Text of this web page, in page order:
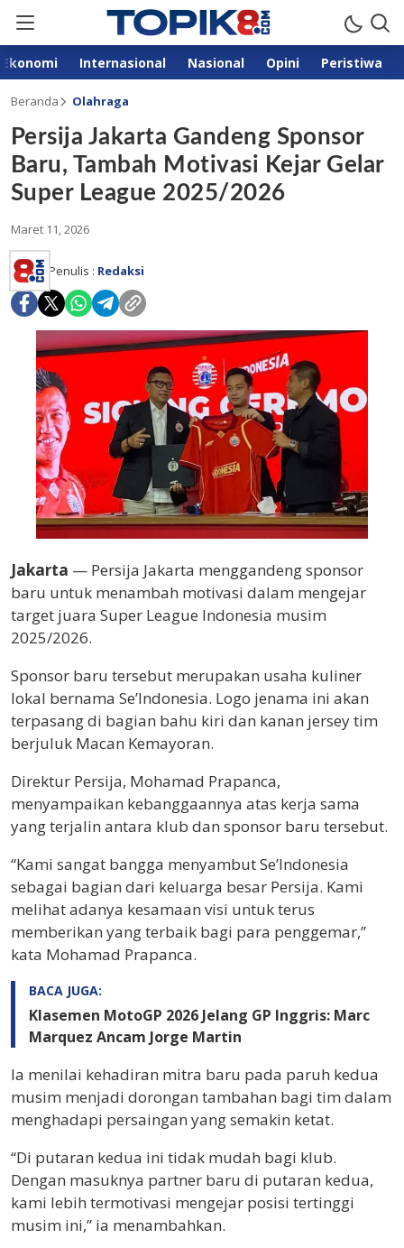
Ekonomi Internasional Nasional Opini Peristiwa
Beranda Olahraga
Persija Jakarta Gandeng Sponsor
Baru, Tambah Motivasi Kejar Gelar
Super League 2025/2026
Maret 11, 2026
Penulis : Redaksi
Jakarta — Persija Jakarta menggandeng sponsor
baru untuk menambah motivasi dalam mengejar
target juara Super League Indonesia musim
2025/2026.
Sponsor baru tersebut merupakan usaha kuliner
lokal bernama Se’Indonesia. Logo jenama ini akan
terpasang di bagian bahu kiri dan kanan jersey tim
berjuluk Macan Kemayoran.
Direktur Persija, Mohamad Prapanca,
menyampaikan kebanggaannya atas kerja sama
yang terjalin antara klub dan sponsor baru tersebut.
“Kami sangat bangga menyambut Se’Indonesia
sebagai bagian dari keluarga besar Persija. Kami
melihat adanya kesamaan visi untuk terus
memberikan yang terbaik bagi para penggemar,”
kata Mohamad Prapanca.
BACA JUGA:
Klasemen MotoGP 2026 Jelang GP Inggris: Marc
Marquez Ancam Jorge Martin
Ia menilai kehadiran mitra baru pada paruh kedua
musim menjadi dorongan tambahan bagi tim dalam
menghadapi persaingan yang semakin ketat.
“Di putaran kedua ini tidak mudah bagi klub.
Dengan masuknya partner baru di putaran kedua,
kami lebih termotivasi mengejar posisi tertinggi
musim ini,” ia menambahkan.